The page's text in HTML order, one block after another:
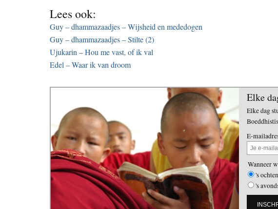
Lees ook:
Guy – dhammazaadjes – Wijsheid en mededogen
Guy – dhammazaadjes – Stilte (2)
Ujukarin – Hou me vast, of ik val
Edel – Waar ik van droom
Elke
Elke dag
E-
Wanneer
's
's